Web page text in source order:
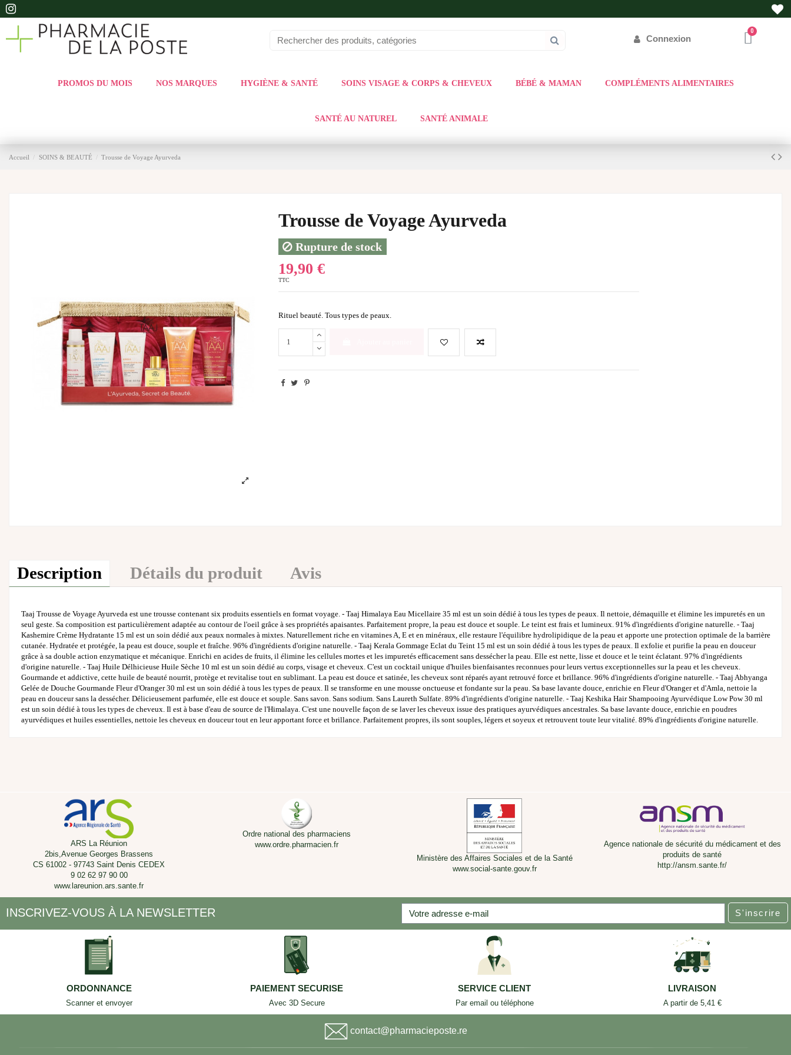
Connexion
PROMOS DU MOIS NOS MARQUES HYGIÈNE & SANTÉ SOINS VISAGE & CORPS & CHEVEUX BÉBÉ & MAMAN COMPLÉMENTS ALIMENTAIRES
SANTÉ AU NATUREL SANTÉ ANIMALE
Accueil SOINS & BEAUTÉ Trousse de Voyage Ayurveda
Trousse de Voyage Ayurveda
Rupture de stock
19,90 €
TTC
Rituel beauté. Tous types de peaux.
Description Détails du produit Avis
Taaj Trousse de Voyage Ayurveda est une trousse contenant six produits essentiels en format voyage. - Taaj Himalaya Eau Micellaire 35 ml est un soin dédié à tous les types de peaux. Il nettoie, démaquille et élimine les impuretés en un
seul geste. Sa composition est particulièrement adaptée au contour de l'oeil grâce à ses propriétés apaisantes. Parfaitement propre, la peau est douce et souple. Le teint est frais et lumineux. 91% d'ingrédients d'origine naturelle. - Taaj
Kashemire Crème Hydratante 15 ml est un soin dédié aux peaux normales à mixtes. Naturellement riche en vitamines A, E et en minéraux, elle restaure l'équilibre hydrolipidique de la peau et apporte une protection optimale de la barrière
cutanée. Hydratée et protégée, la peau est douce, souple et fraîche. 96% d'ingrédients d'origine naturelle. - Taaj Kerala Gommage Eclat du Teint 15 ml est un soin dédié à tous les types de peaux. Il exfolie et purifie la peau en douceur
grâce à sa double action enzymatique et mécanique. Enrichi en acides de fruits, il élimine les cellules mortes et les impuretés efficacement sans dessécher la peau. Elle est nette, lisse et douce et le teint éclatant. 97% d'ingrédients
d'origine naturelle. - Taaj Huile Délhicieuse Huile Sèche 10 ml est un soin dédié au corps, visage et cheveux. C'est un cocktail unique d'huiles bienfaisantes reconnues pour leurs vertus exceptionnelles sur la peau et les cheveux.
Gourmande et addictive, cette huile de beauté nourrit, protège et revitalise tout en sublimant. La peau est douce et satinée, les cheveux sont réparés ayant retrouvé force et brillance. 96% d'ingrédients d'origine naturelle. - Taaj Abhyanga
Gelée de Douche Gourmande Fleur d'Oranger 30 ml est un soin dédié à tous les types de peaux. Il se transforme en une mousse onctueuse et fondante sur la peau. Sa base lavante douce, enrichie en Fleur d'Oranger et d'Amla, nettoie la
peau en douceur sans la dessécher. Délicieusement parfumée, elle est douce et souple. Sans savon. Sans sodium. Sans Laureth Sulfate. 89% d'ingrédients d'origine naturelle. - Taaj Keshika Hair Shampooing Ayurvédique Low Pow 30 ml
est un soin dédié à tous les types de cheveux. Il est à base d'eau de source de l'Himalaya. C'est une nouvelle façon de se laver les cheveux issue des pratiques ayurvédiques ancestrales. Sa base lavante douce, enrichie en poudres
ayurvédiques et huiles essentielles, nettoie les cheveux en douceur tout en leur apportant force et brillance. Parfaitement propres, ils sont souples, légers et soyeux et retrouvent toute leur vitalité. 89% d'ingrédients d'origine naturelle.
ARS La Réunion
2bis,Avenue Georges Brassens
CS 61002 - 97743 Saint Denis CEDEX
9 02 62 97 90 00
www.lareunion.ars.sante.fr
Ordre national des pharmaciens
www.ordre.pharmacien.fr
Ministère des Affaires Sociales et de la Santé
www.social-sante.gouv.fr
Agence nationale de sécurité du médicament et des
produits de santé
http://ansm.sante.fr/
INSCRIVEZ-VOUS À LA NEWSLETTER S'inscrire
ORDONNANCE
Scanner et envoyer
PAIEMENT SECURISE
Avec 3D Secure
SERVICE CLIENT
Par email ou téléphone
LIVRAISON
A partir de 5,41 €
contact@pharmacieposte.re